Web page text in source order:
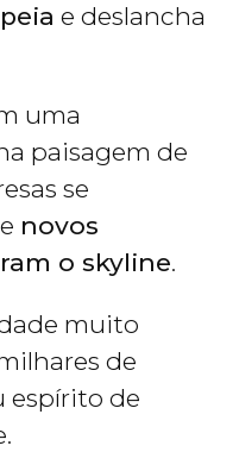
e deslancha
uma
paisagem de
se
novos
o skyline.
muito
de
espírito de